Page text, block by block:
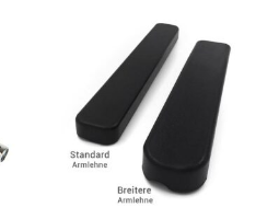
€20,00
bis
€27,00